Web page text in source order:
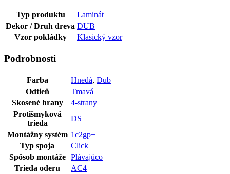
Typ produktu
Laminát
Dekor / Druh dreva DUB
Vzor pokládky
Klasický vzor
Podrobnosti
Farba Hnedá, Dub
Odtieň
Tmavá
Skosené hrany
4-strany
Protišmyková
trieda
DS
Montážny systém 1c2gp+
Typ spoja
Click
Spôsob montáže
Plávajúco
Trieda oderu
AC4